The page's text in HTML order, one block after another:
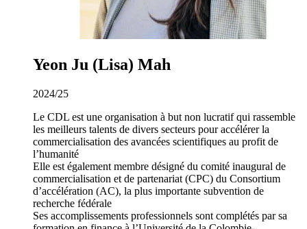
Yeon Ju (Lisa) Mah
2024/25
Le CDL est une organisation à but non lucratif qui rassemble
les meilleurs talents de divers secteurs pour accélérer la
commercialisation des avancées scientifiques au profit de
l’humanité
Elle est également membre désigné du comité inaugural de
commercialisation et de partenariat (CPC) du Consortium
d’accélération (AC), la plus importante subvention de
recherche fédérale
Ses accomplissements professionnels sont complétés par sa